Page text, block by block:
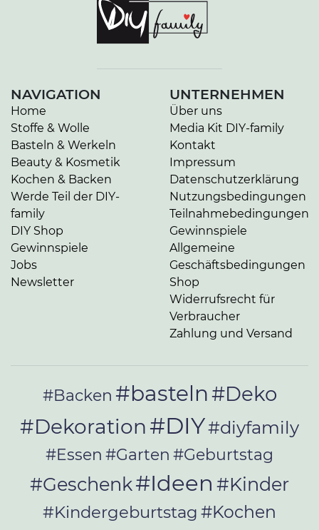
NAVIGATION
Home
Stoffe & Wolle
Basteln & Werkeln
Beauty & Kosmetik
Kochen & Backen
Werde Teil der DIY-
family
DIY Shop
Gewinnspiele
Jobs
Newsletter
UNTERNEHMEN
Über uns
Media Kit DIY-family
Kontakt
Impressum
Datenschutzerklärung
Nutzungsbedingungen
Teilnahmebedingungen
Gewinnspiele
Allgemeine
Geschäftsbedingungen
Shop
Widerrufsrecht für
Verbraucher
Zahlung und Versand
#Backen #basteln#Deko
#Dekoration #DIY#diyfamily
#Essen #Garten #Geburtstag
#Geschenk#Ideen #Kinder
#Kindergeburtstag #Kochen